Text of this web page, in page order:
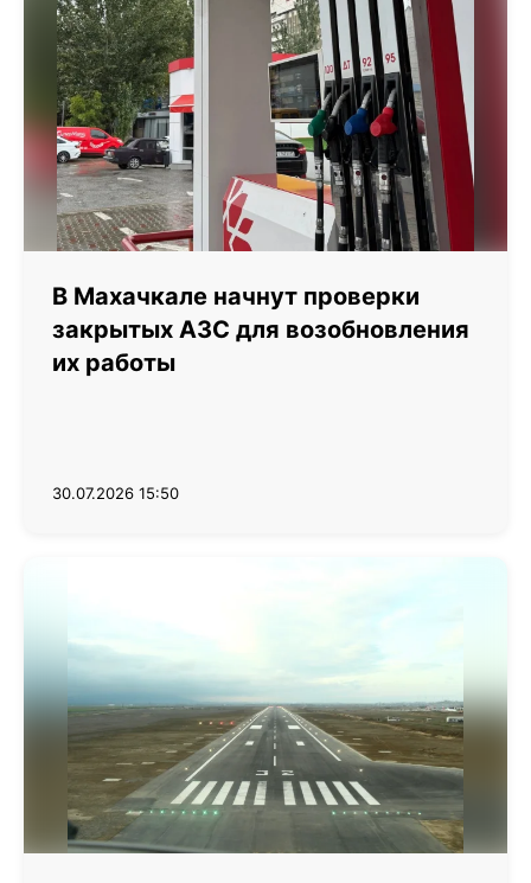
В Махачкале начнут проверки
закрытых АЗС для возобновления
их работы
30.07.2026 15:50